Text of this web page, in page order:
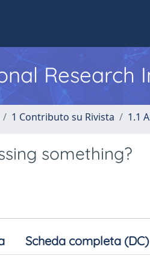
Research
1 Contributo su Rivista 1.1
something?
Scheda completa (DC)